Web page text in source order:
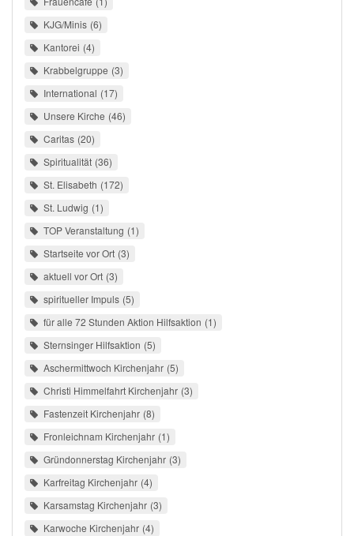
KJG/Minis 6
Kantorei 4
Krabbelgruppe 3
International 17
Unsere Kirche 46
Caritas 20
Spiritualität 36
St. Elisabeth 172
St. Ludwig 1
TOP Veranstaltung 1
Startseite vor Ort 3
aktuell vor Ort 3
spiritueller Impuls 5
für alle 72 Stunden Aktion Hilfsaktion 1
Sternsinger Hilfsaktion 5
Aschermittwoch Kirchenjahr 5
Christi Himmelfahrt Kirchenjahr 3
Fastenzeit Kirchenjahr 8
Fronleichnam Kirchenjahr 1
Gründonnerstag Kirchenjahr 3
Karfreitag Kirchenjahr 4
Karsamstag Kirchenjahr 3
Karwoche Kirchenjahr 4